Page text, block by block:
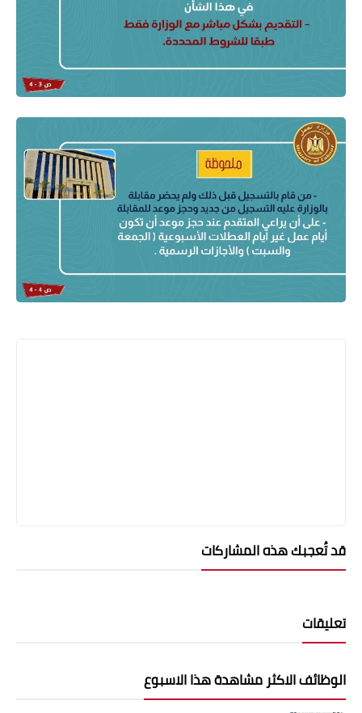
قد تُعجبك هذه المشاركات
تعليقات
الوظائف الاكثر مشاهدة هذا الاسبوع